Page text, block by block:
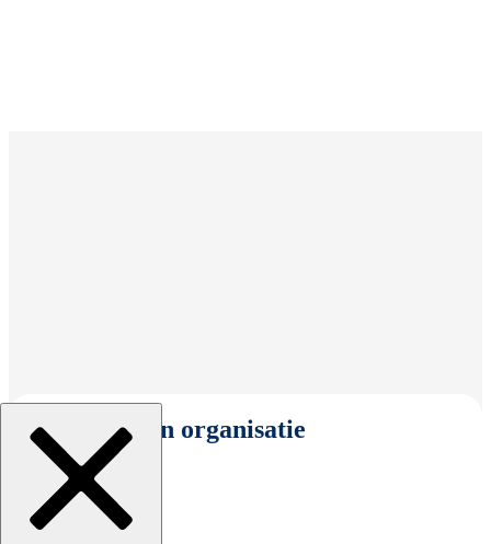
Selecteer een organisatie